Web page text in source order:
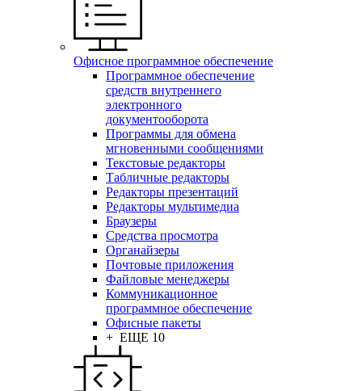
Офисное программное обеспечение
Программное обеспечение
средств внутреннего
электронного
документооборота
Программы для обмена
мгновенными сообщениями
Текстовые редакторы
Табличные редакторы
Редакторы презентаций
Редакторы мультимедиа
Браузеры
Средства просмотра
Органайзеры
Почтовые приложения
Файловые менеджеры
Коммуникационное
программное обеспечение
Офисные пакеты
+ ЕЩЕ 10